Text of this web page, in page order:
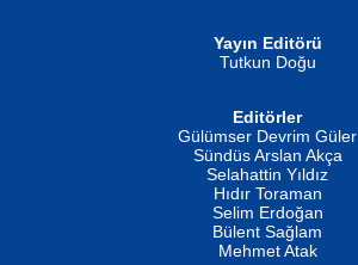
İSMAİL OKUTAN
Erkeklerin Kahrolması Ne Demektir
Evvel Zaman Tanrıçası...
Yayın Editörü
Tutkun Doğu
Editörler
Gülümser Devrim Güler
Sündüs Arslan Akça
Selahattin Yıldız
Hıdır Toraman
Selim Erdoğan
Bülent Sağlam
Mehmet Atak